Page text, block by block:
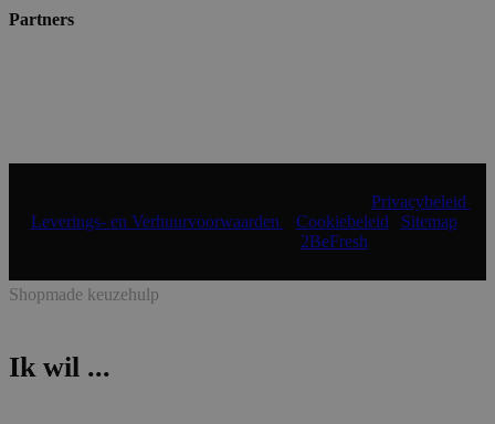
Partners
Privacybeleid
Leverings- en Verhuurvoorwaarden
Cookiebeleid Sitemap|
2BeFresh
Shopmade keuzehulp
Ik wil ...